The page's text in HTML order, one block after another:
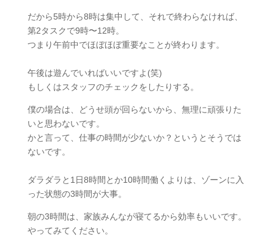
だから5時から8時は集中して、それで終わらなければ、
第2タスクで9時〜12時。
つまり午前中でほぼほぼ重要なことが終わります。
午後は遊んでいればいいですよ(笑)
もしくはスタッフのチェックをしたりする。
僕の場合は、どうせ頭が回らないから、無理に頑張りた
いと思わないです。
かと言って、仕事の時間が少ないか？というとそうでは
ないです。
ダラダラと1日8時間とか10時間働くよりは、ゾーンに入
った状態の3時間が大事。
朝の3時間は、家族みんなが寝てるから効率もいいです。
やってみてください。